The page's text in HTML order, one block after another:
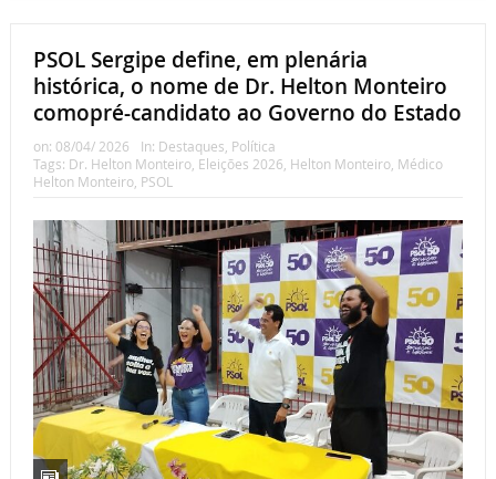
PSOL Sergipe define, em plenária
histórica, o nome de Dr. Helton Monteiro
comopré-candidato ao Governo do Estado
on: 08/04/ 2026 In: Destaques Política
Tags: Dr. Helton Monteiro, Eleições 2026 Helton Monteiro, Médico
Helton Monteiro, PSOL